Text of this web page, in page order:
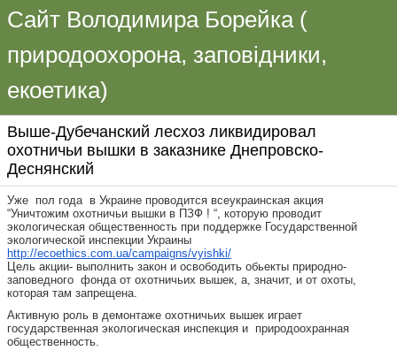
Сайт Володимира Борейка (
природоохорона, заповідники,
екоетика)
Выше-Дубечанский лесхоз ликвидировал
охотничьи вышки в заказнике Днепровско-
Деснянский
Уже пол года в Украине проводится всеукраинская акция
“Уничтожим охотничьи вышки в ПЗФ ! “, которую проводит
экологическая общественность при поддержке Государственной
экологической инспекции Украины
http://ecoethics.com.ua/campaigns/vyishki/
Цель акции- выполнить закон и освободить обьекты природно-
заповедного фонда от охотничьих вышек, а, значит, и от охоты,
которая там запрещена.
Активную роль в демонтаже охотничьих вышек играет
государственная экологическая инспекция и природоохранная
общественность.